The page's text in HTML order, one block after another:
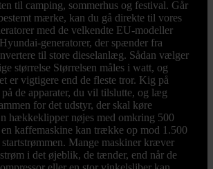
til camping, sommerhus og festival. Går
mærke, kan du gå direkte til vores
med de velkendte EU-modeller
generatorer, der spænder fra
til store dieselanlæg. Sådan vælger
størrelse Størrelsen måles i watt, og
er vigtigere end de fleste tror. Kig på
de apparater, du vil tilslutte, og læg
for det udstyr, der skal køre
hækkeklipper nøjes med omkring 500
kaffemaskine kan trække op mod 1.500
Mange maskiner kræver
i det øjeblik, de tænder, end når de